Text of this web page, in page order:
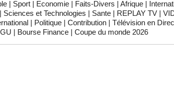
| Sport | Economie | Faits-Divers | Afrique |
| Sciences et Technologies | Sante | REPLAY TV |
| Politique | Contribution | Télévision en
| Bourse Finance | Coupe du monde 2026